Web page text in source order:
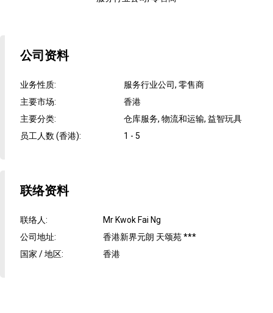
公司资料
业务性质:
服务行业公司, 零售商
主要市场:
香港
主要分类:
仓库服务, 物流和运输, 益智玩具
员工人数 (香港): 1 - 5
联络资料
联络人:
Mr Kwok Fai Ng
公司地址:
香港新界元朗 天颂苑 ***
国家 / 地区: 香港